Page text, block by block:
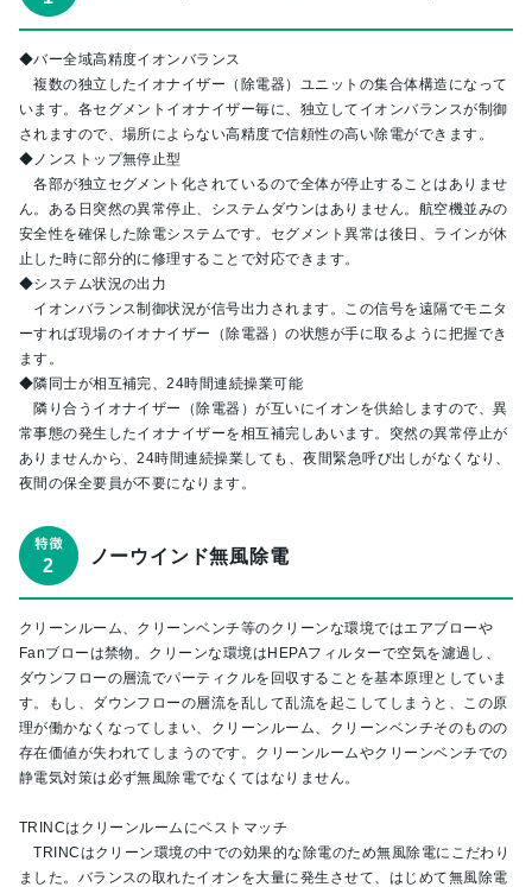
◆バー全域高精度イオンバランス
複数の独立したイオナイザー（除電器）ユニットの集合体構造になって
います。各セグメントイオナイザー毎に、独立してイオンバランスが制御
されますので、場所によらない高精度で信頼性の高い除電ができます。
◆ノンストップ無停止型
各部が独立セグメント化されているので全体が停止することはありませ
ん。ある日突然の異常停止、システムダウンはありません。航空機並みの
安全性を確保した除電システムです。セグメント異常は後日、ラインが休
止した時に部分的に修理することで対応できます。
◆システム状況の出力
イオンバランス制御状況が信号出力されます。この信号を遠隔でモニタ
ーすれば現場のイオナイザー（除電器）の状態が手に取るように把握でき
ます。
◆隣同士が相互補完、24時間連続操業可能
隣り合うイオナイザー（除電器）が互いにイオンを供給しますので、異
常事態の発生したイオナイザーを相互補完しあいます。突然の異常停止が
ありませんから、24時間連続操業しても、夜間緊急呼び出しがなくなり、
夜間の保全要員が不要になります。
ノーウインド無風除電
クリーンルーム、クリーンベンチ等のクリーンな環境ではエアブローや
Fanブローは禁物。クリーンな環境はHEPAフィルターで空気を濾過し、
ダウンフローの層流でパーティクルを回収することを基本原理としていま
す。もし、ダウンフローの層流を乱して乱流を起こしてしまうと、この原
理が働かなくなってしまい、クリーンルーム、クリーンベンチそのものの
存在価値が失われてしまうのです。クリーンルームやクリーンベンチでの
静電気対策は必ず無風除電でなくてはなりません。
TRINCはクリーンルームにベストマッチ
TRINCはクリーン環境の中での効果的な除電のため無風除電にこだわり
ました。バランスの取れたイオンを大量に発生させて、はじめて無風除電